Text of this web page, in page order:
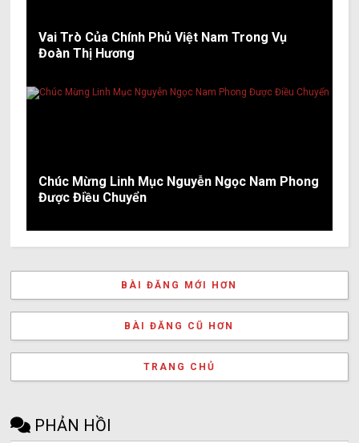
Vai Trò Của Chính Phủ Việt Nam Trong Vụ
Đoàn Thị Hương
Chúc Mừng Linh Mục Nguyễn Ngọc Nam Phong
Được Điều Chuyển
BÀI ĐĂNG MỚI HƠN
BÀI ĐĂNG CŨ HƠN
TRANG CHỦ
PHẢN HỒI